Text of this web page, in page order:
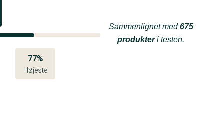
77%
Højeste
Sammenlignet med675
produkteri testen.